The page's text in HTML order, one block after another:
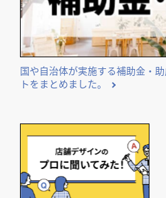
国や自治体が実施する補助金・
トをまとめました。